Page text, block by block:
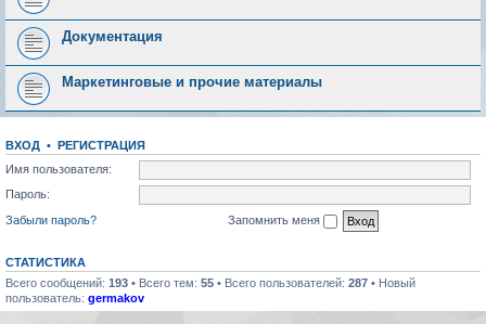
Документация
Маркетинговые и прочие материалы
ВХОД • РЕГИСТРАЦИЯ
Имя пользователя:
Пароль:
Забыли пароль?
Запомнить меня
СТАТИСТИКА
Всего сообщений: 193 • Всего тем: 55 • Всего пользователей: 287 • Новый
пользователь: germakov